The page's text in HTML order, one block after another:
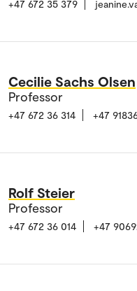
+47 672 35 379
Cecilie Sachs Olsen
Professor
+47 672 36 314 +47
Rolf Steier
Professor
+47 672 36 014 +47